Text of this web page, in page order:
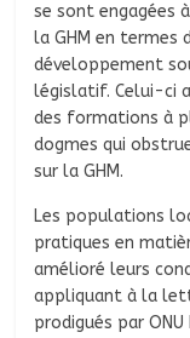
se sont engagées
la GHM en termes
développement
législatif. Celui-ci
des formations à
dogmes qui
sur la GHM.
Les populations
pratiques en
amélioré leurs
appliquant à la
prodigués par